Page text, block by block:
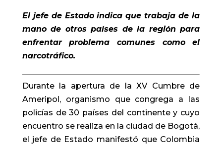
El jefe de Estado indica que trabaja de la
mano de otros países de la región para
enfrentar problema comunes como el
narcotráfico.
Durante la apertura de la XV Cumbre de
Ameripol, organismo que congrega a las
policías de 30 países del continente y cuyo
encuentro se realiza en la ciudad de Bogotá,
el jefe de Estado manifestó que Colombia